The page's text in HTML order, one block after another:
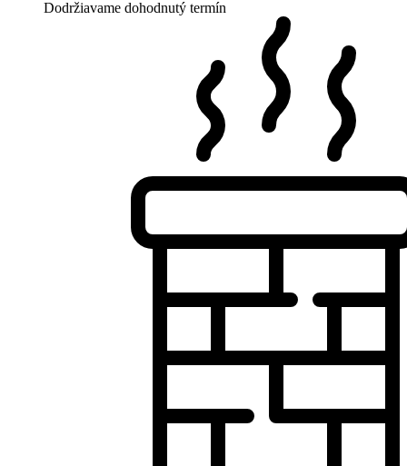
Dodržiavame dohodnutý termín